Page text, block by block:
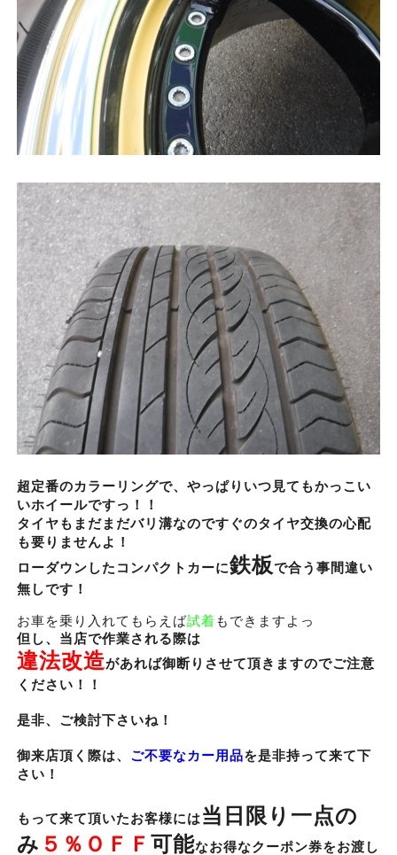
超定番のカラーリングで、やっぱりいつ見てもかっこい
いホイールですっ！！
タイヤもまだまだバリ溝なのですぐのタイヤ交換の心配
も要りませんよ！
ローダウンしたコンパクトカーに鉄板で合う事間違い
無しです！
お車を乗り入れてもらえば試着 もできますよっ
但し、当店で作業される際は
違法改造があれば御断りさせて頂きますのでご注意
ください！！
是非、ご検討下さいね！
御来店頂く際は、 ご不要なカー用品を是非持って来て下
さい！
もって来て頂いたお客様には当日限り一点の
み ５％ＯＦＦ 可能なお得なクーポン券をお渡し